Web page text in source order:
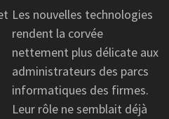
Les nouvelles technologies
rendent la corvée
nettement plus délicate aux
administrateurs des parcs
informatiques des firmes.
Leur rôle ne semblait déjà